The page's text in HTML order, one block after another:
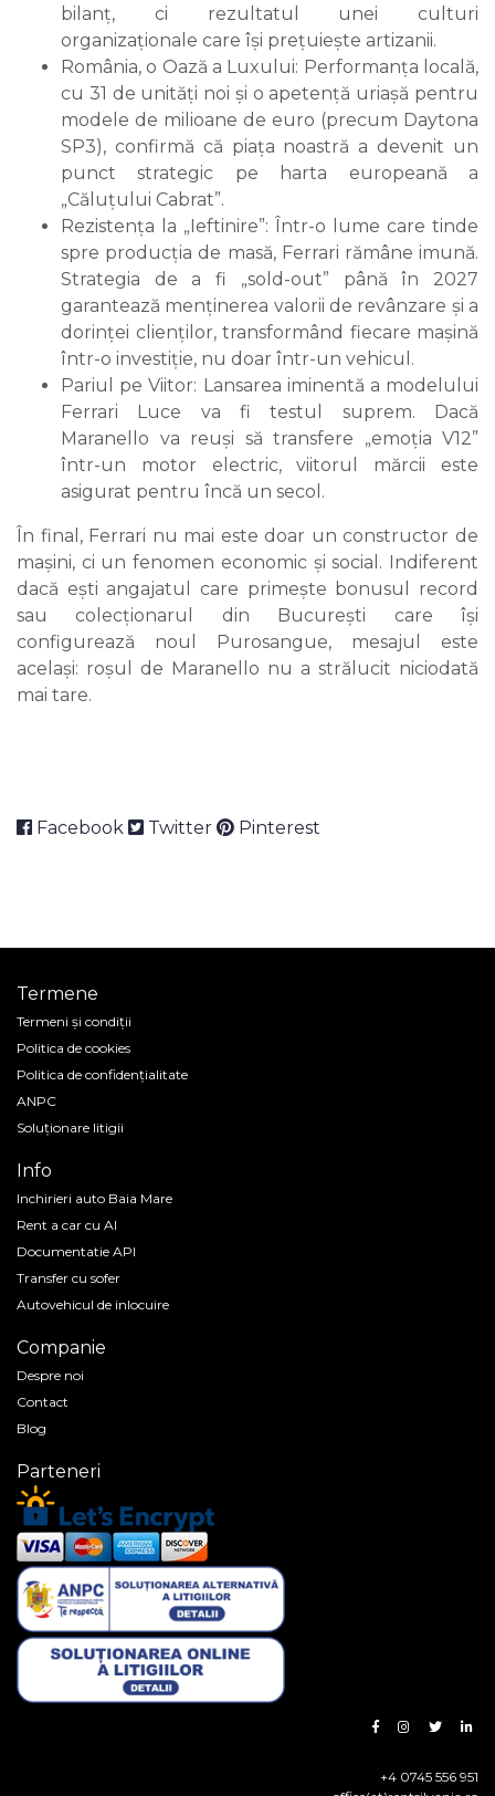
bilanț, ci rezultatul unei culturi
organizaționale care își prețuiește artizanii.
România, o Oază a Luxului: Performanța locală,
cu 31 de unități noi și o apetență uriașă pentru
modele de milioane de euro (precum Daytona
SP3), confirmă că piața noastră a devenit un
punct strategic pe harta europeană a
„Căluțului Cabrat”.
Rezistența la „Ieftinire”: Într-o lume care tinde
spre producția de masă, Ferrari rămâne imună.
Strategia de a fi „sold-out” până în 2027
garantează menținerea valorii de revânzare și a
dorinței clienților, transformând fiecare mașină
într-o investiție, nu doar într-un vehicul.
Pariul pe Viitor: Lansarea iminentă a modelului
Ferrari Luce va fi testul suprem. Dacă
Maranello va reuși să transfere „emoția V12”
într-un motor electric, viitorul mărcii este
asigurat pentru încă un secol.
În final, Ferrari nu mai este doar un constructor de
mașini, ci un fenomen economic și social. Indiferent
dacă ești angajatul care primește bonusul record
sau colecționarul din București care își
configurează noul Purosangue, mesajul este
același: roșul de Maranello nu a strălucit niciodată
mai tare.
Facebook Twitter Pinterest
Termene
Termeni și condiții
Politica de cookies
Politica de confidenţialitate
ANPC
Soluționare litigii
Info
Inchirieri auto Baia Mare
Rent a car cu AI
Documentatie API
Transfer cu sofer
Autovehicul de inlocuire
Companie
Despre noi
Contact
Blog
Parteneri
+4 0745 556 951